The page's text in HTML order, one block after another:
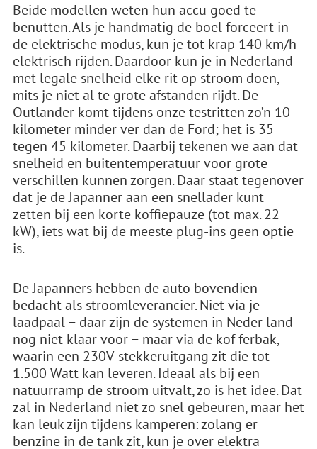
Beide modellen weten hun accu goed te
benutten. Als je handmatig de boel forceert in
de elektrische modus, kun je tot krap 140 km/h
elektrisch rijden. Daardoor kun je in Nederland
met legale snelheid elke rit op stroom doen,
mits je niet al te grote afstanden rijdt. De
Outlander komt tijdens onze testritten zo’n 10
kilometer minder ver dan de Ford; het is 35
tegen 45 kilometer. Daarbij tekenen we aan dat
snelheid en buitentemperatuur voor grote
verschillen kunnen zorgen. Daar staat tegenover
dat je de Japanner aan een snellader kunt
zetten bij een korte koffiepauze (tot max. 22
kW), iets wat bij de meeste plug-ins geen optie
is.
De Japanners hebben de auto bovendien
bedacht als stroomleverancier. Niet via je
laadpaal − daar zijn de systemen in Neder land
nog niet klaar voor − maar via de kof ferbak,
waarin een 230V-stekkeruitgang zit die tot
1.500 Watt kan leveren. Ideaal als bij een
natuurramp de stroom uitvalt, zo is het idee. Dat
zal in Nederland niet zo snel gebeuren, maar het
kan leuk zijn tijdens kamperen: zolang er
benzine in de tank zit, kun je over elektra